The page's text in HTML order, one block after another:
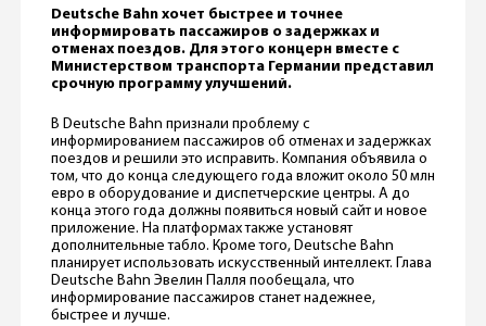
Deutsche Bahn хочет быстрее и точнее
информировать пассажиров о задержках и
отменах поездов. Для этого концерн вместе с
Министерством транспорта Германии представил
срочную программу улучшений.
В Deutsche Bahn признали проблему с
информированием пассажиров об отменах и задержках
поездов и решили это исправить. Компания объявила о
том, что до конца следующего года вложит около 50 млн
евро в оборудование и диспетчерские центры. А до
конца этого года должны появиться новый сайт и новое
приложение. На платформах также установят
дополнительные табло. Кроме того, Deutsche Bahn
планирует использовать искусственный интеллект. Глава
Deutsche Bahn Эвелин Палля пообещала, что
информирование пассажиров станет надежнее,
быстрее и лучше.